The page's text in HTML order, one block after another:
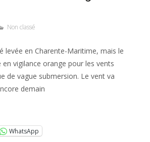
Non classé
levée en Charente-Maritime, mais le
vigilance orange pour les vents
de vague submersion. Le vent va
demain
WhatsApp